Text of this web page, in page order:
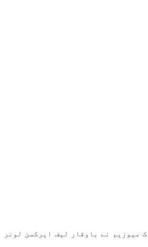
ہسووک میوزیم نے باوقار لیف ایرکسن لونر